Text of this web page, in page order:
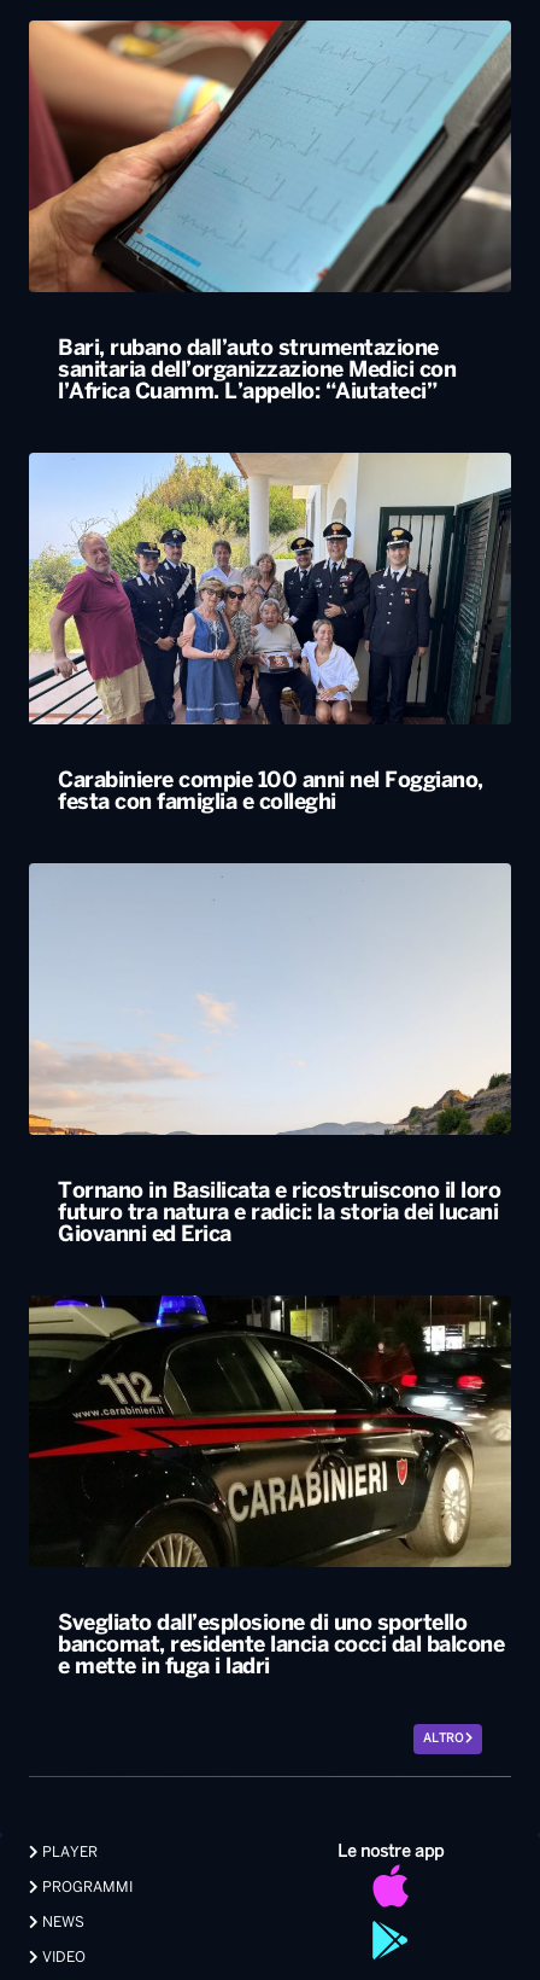
Bari, rubano dall’auto strumentazione
sanitaria dell’organizzazione Medici con
l’Africa Cuamm. L’appello: “Aiutateci”
Carabiniere compie 100 anni nel Foggiano,
festa con famiglia e colleghi
Tornano in Basilicata e ricostruiscono il loro
futuro tra natura e radici: la storia dei lucani
Giovanni ed Erica
Svegliato dall’esplosione di uno sportello
bancomat, residente lancia cocci dal balcone
e mette in fuga i ladri
ALTRO
PLAYER